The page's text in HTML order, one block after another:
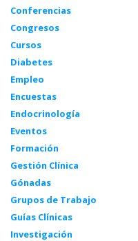
Conferencias
Congresos
Cursos
Diabetes
Empleo
Encuestas
Endocrinología
Eventos
Formación
Gestión Clínica
Gónadas
Grupos de Trabajo
Guías Clínicas
Investigación